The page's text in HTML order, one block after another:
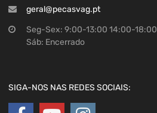
geral@pecasvag.pt
Seg-Sex: 9:00-13:00 14:00-18:00
Sáb: Encerrado
SIGA-NOS NAS REDES SOCIAIS: